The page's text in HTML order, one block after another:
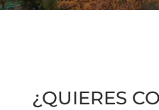
¿QUIERES